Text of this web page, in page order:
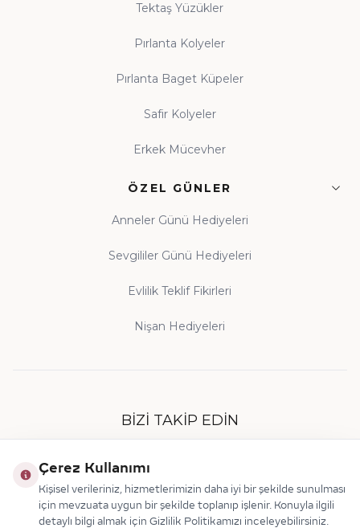
Tektaş Yüzükler
Pırlanta Kolyeler
Pırlanta Baget Küpeler
Safir Kolyeler
Erkek Mücevher
ÖZEL GÜNLER
Anneler Günü Hediyeleri
Sevgililer Günü Hediyeleri
Evlilik Teklif Fikirleri
Nişan Hediyeleri
BIZI TAKIP EDIN
Çerez Kullanımı
Kişisel verileriniz, hizmetlerimizin daha iyi bir şekilde sunulması
için mevzuata uygun bir şekilde toplanıp işlenir. Konuyla ilgili
detaylı bilgi almak için Gizlilik Politikamızı inceleyebilirsiniz.